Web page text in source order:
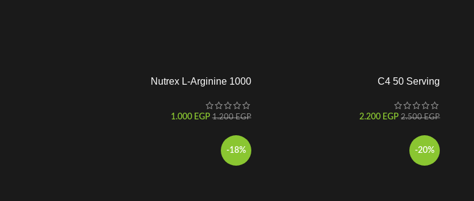
C4 50 Serving
2.500EGP
2.200 EGP
Nutrex L-Arginine 1000
1.200EGP
1.000 EGP
-20%
-18%